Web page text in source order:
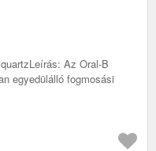
Az Oral-B
egyedülálló fogmosási